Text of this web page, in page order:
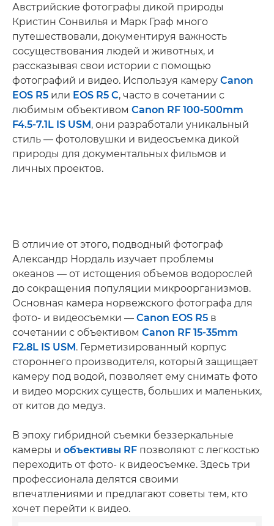
Австрийские фотографы дикой природы
Кристин Сонвилья и Марк Граф много
путешествовали, документируя важность
сосуществования людей и животных, и
рассказывая свои истории с помощью
фотографий и видео. Используя камеру Canon
EOS R5 или EOS R5 C, часто в сочетании с
любимым объективом Canon RF 100-500mm
F4.5-7.1L IS USM, они разработали уникальный
стиль — фотоловушки и видеосъемка дикой
природы для документальных фильмов и
личных проектов.
В отличие от этого, подводный фотограф
Александр Нордаль изучает проблемы
океанов — от истощения объемов водорослей
до сокращения популяции микроорганизмов.
Основная камера норвежского фотографа для
фото- и видеосъемки — Canon EOS R5 в
сочетании с объективом Canon RF 15-35mm
F2.8L IS USM. Герметизированный корпус
стороннего производителя, который защищает
камеру под водой, позволяет ему снимать фото
и видео морских существ, больших и маленьких,
от китов до медуз.
В эпоху гибридной съемки беззеркальные
камеры и объективы RF позволяют с легкостью
переходить от фото- к видеосъемке. Здесь три
профессионала делятся своими
впечатлениями и предлагают советы тем, кто
хочет перейти к видео.